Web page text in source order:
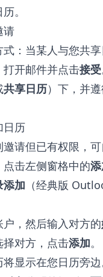
。
请
：当某人与您共
开邮件并点击接受
共享日历）下，并
日历
请但已有权限，可
点击左侧窗格中的
添加 （经典版
，然后输入对方的
择对方，点击添加。
显示在您日历旁